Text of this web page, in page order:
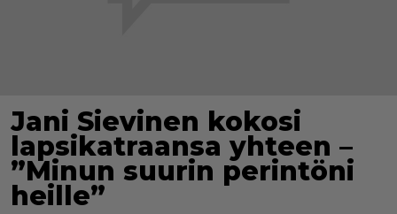
Jani Sievinen kokosi
lapsikatraansa yhteen –
”Minun suurin perintöni
heille”